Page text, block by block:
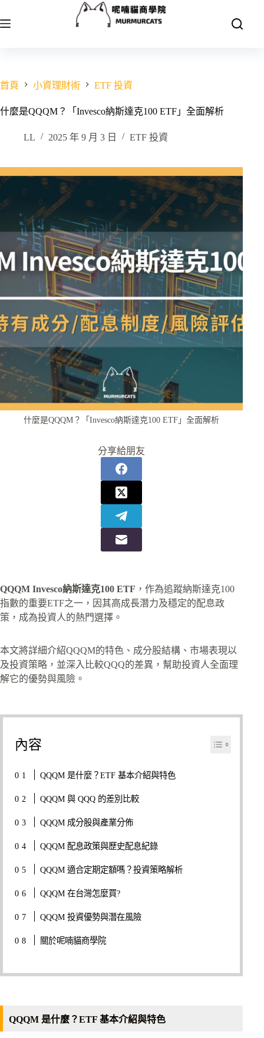
至
容
首頁 小資理財術 ETF 投資
什麼是QQQM？「Invesco納斯達克100 ETF」全面解析
LL 2025 年 9 月 3 日 ETF 投資
什麼是QQQM？「Invesco納斯達克100 ETF」全面解析
分享給朋友
QQQM Invesco納斯達克100 ETF ，作為追蹤納斯達克100
指數的重要ETF之一，因其高成長潛力及穩定的配息政
策，成為投資人的熱門選擇。
本文將詳細介紹QQQM的特色、成分股結構、市場表現以
及投資策略，並深入比較QQQ的差異，幫助投資人全面理
解它的優勢與風險。
內容
QQQM 是什麼？ETF 基本介紹與特色
QQQM 與 QQQ 的差別比較
QQQM 成分股與產業分佈
QQQM 配息政策與歷史配息紀錄
QQQM 適合定期定額嗎？投資策略解析
QQQM 在台灣怎麼買?
QQQM 投資優勢與潛在風險
關於呢喃貓商學院
QQQM 是什麼？ETF 基本介紹與特色